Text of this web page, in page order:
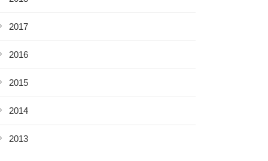
2017
2016
2015
2014
2013